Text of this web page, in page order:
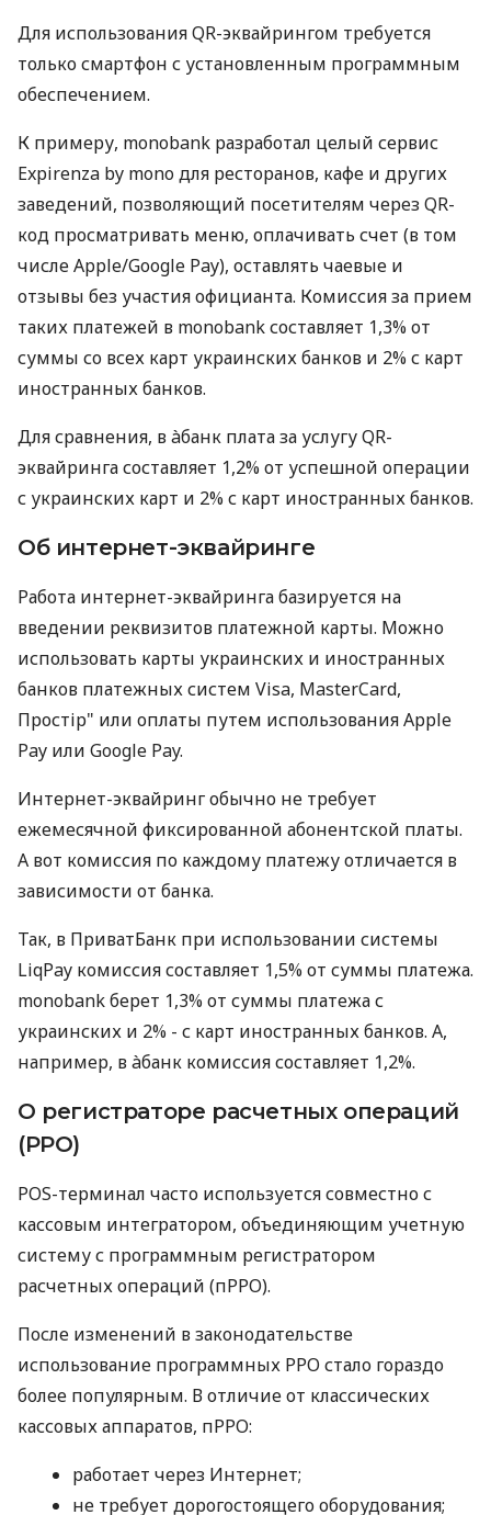
Для использования QR-эквайрингом требуется
только смартфон с установленным программным
обеспечением.
К примеру, monobank разработал целый сервис
Expirenza by mono для ресторанов, кафе и других
заведений, позволяющий посетителям через QR-
код просматривать меню, оплачивать счет (в том
числе Apple/Google Pay), оставлять чаевые и
отзывы без участия официанта. Комиссия за прием
таких платежей в monobank составляет 1,3% от
суммы со всех карт украинских банков и 2% с карт
иностранных банков.
Для сравнения, в àбанк плата за услугу QR-
эквайринга составляет 1,2% от успешной операции
с украинских карт и 2% с карт иностранных банков.
Об интернет-эквайринге
Работа интернет-эквайринга базируется на
введении реквизитов платежной карты. Можно
использовать карты украинских и иностранных
банков платежных систем Visa, MasterCard,
Простір" или оплаты путем использования Apple
Pay или Google Pay.
Интернет-эквайринг обычно не требует
ежемесячной фиксированной абонентской платы.
А вот комиссия по каждому платежу отличается в
зависимости от банка.
Так, в ПриватБанк при использовании системы
LiqPay комиссия составляет 1,5% от суммы платежа.
monobank берет 1,3% от суммы платежа с
украинских и 2% - с карт иностранных банков. А,
например, в àбанк комиссия составляет 1,2%.
О регистраторе расчетных операций
(РРО)
POS-терминал часто используется совместно с
кассовым интегратором, объединяющим учетную
систему с программным регистратором
расчетных операций (пРРО).
После изменений в законодательстве
использование программных РРО стало гораздо
более популярным. В отличие от классических
кассовых аппаратов, пРРО:
работает через Интернет;
не требует дорогостоящего оборудования;